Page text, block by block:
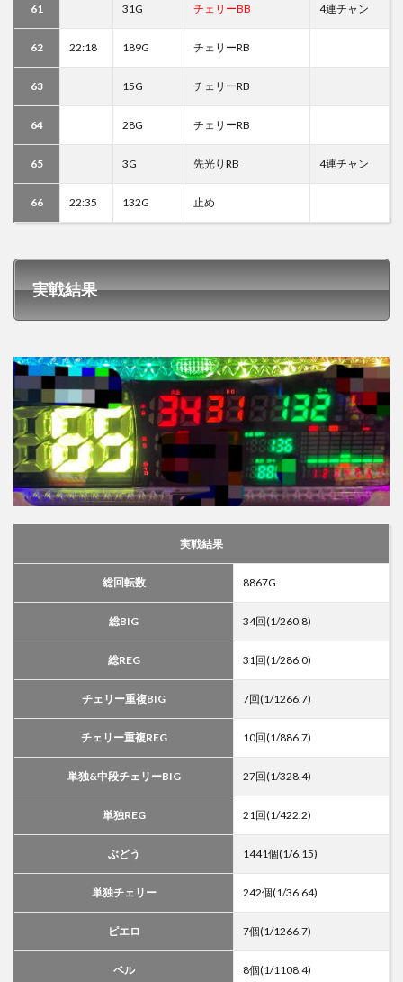
61 31G チェリーBB 4連チャン
62 22:18 189G チェリーRB
63 15G チェリーRB
64 28G チェリーRB
65 3G 先光りRB 4連チャン
66 22:35 132G 止め
実戦結果
実戦結果
総回転数 8867G
総BIG 34回(1/260.8)
総REG 31回(1/286.0)
チェリー重複BIG 7回(1/1266.7)
チェリー重複REG 10回(1/886.7)
単独&中段チェリーBIG 27回(1/328.4)
単独REG 21回(1/422.2)
ぶどう 1441個(1/6.15)
単独チェリー 242個(1/36.64)
ピエロ 7個(1/1266.7)
ベル 8個(1/1108.4)